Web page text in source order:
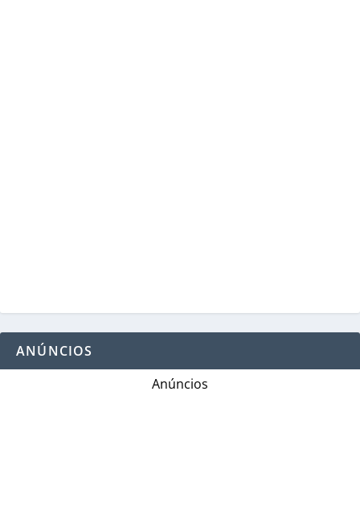
ANÚNCIOS
Anúncios